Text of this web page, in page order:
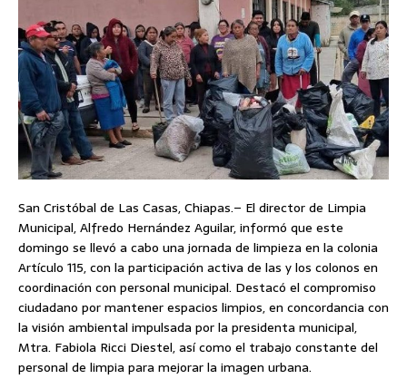
San Cristóbal de Las Casas, Chiapas.– El director de Limpia
Municipal, Alfredo Hernández Aguilar, informó que este
domingo se llevó a cabo una jornada de limpieza en la colonia
Artículo 115, con la participación activa de las y los colonos en
coordinación con personal municipal. Destacó el compromiso
ciudadano por mantener espacios limpios, en concordancia con
la visión ambiental impulsada por la presidenta municipal,
Mtra. Fabiola Ricci Diestel, así como el trabajo constante del
personal de limpia para mejorar la imagen urbana.